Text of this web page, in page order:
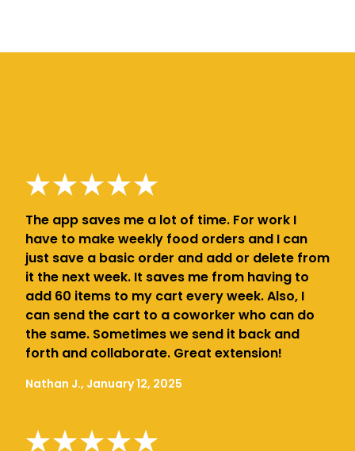
The app saves me a lot of time. For work I
have to make weekly food orders and I can
just save a basic order and add or delete from
it the next week. It saves me from having to
add 60 items to my cart every week. Also, I
can send the cart to a coworker who can do
the same. Sometimes we send it back and
forth and collaborate. Great extension!
Nathan J., January 12, 2025